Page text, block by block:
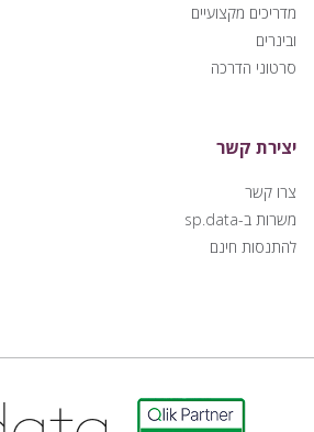
מדריכים מקצועיים
ובינרים
סרטוני הדרכה
יצירת קשר
צרו קשר
משרות ב-sp.data
להתנסות חינם